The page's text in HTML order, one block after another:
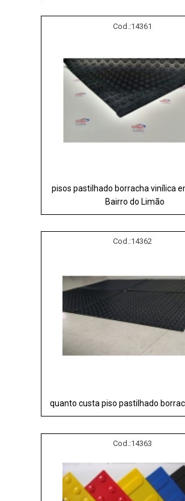
Cod.:14361
pisos pastilhado borracha vinílica
Bairro do Limão
Cod.:14362
quanto custa piso pastilhado
Cod.:14363